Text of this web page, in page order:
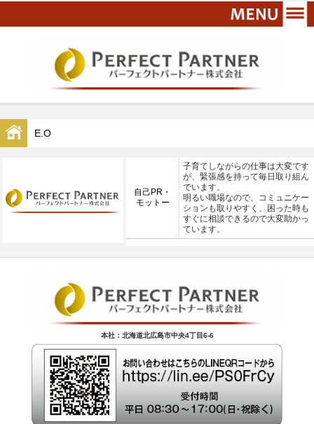
E.O
自己PR・
モットー
子育てしながらの仕事は大変です
が、緊張感を持って毎日取り組ん
でいます。
明るい職場なので、コミュニケー
ションも取りやすく、困った時も
すぐに相談できるので大変助かっ
ています。
本社：北海道北広島市中央4丁目6-6